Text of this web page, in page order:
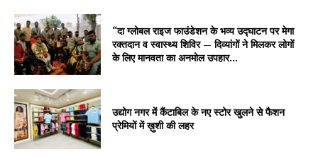
“दा ग्लोबल राइज फाउंडेशन के भव्य उद्घाटन पर मेगा
रक्तदान व स्वास्थ्य शिविर — दिव्यांगों ने मिलकर लोगों
के लिए मानवता का अनमोल उपहार...
उद्योग नगर में कैंटाबिल के नए स्टोर खुलने से फैशन
प्रेमियों में ख़ुशी की लहर